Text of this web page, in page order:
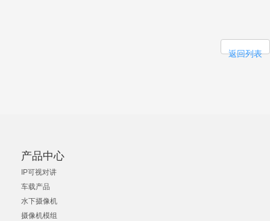
返回列表
产品中心
IP可视对讲
车载产品
水下摄像机
摄像机模组